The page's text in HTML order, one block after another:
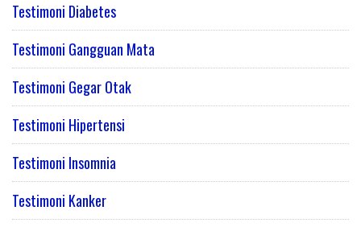
Testimoni Diabetes
Testimoni Gangguan Mata
Testimoni Gegar Otak
Testimoni Hipertensi
Testimoni Insomnia
Testimoni Kanker